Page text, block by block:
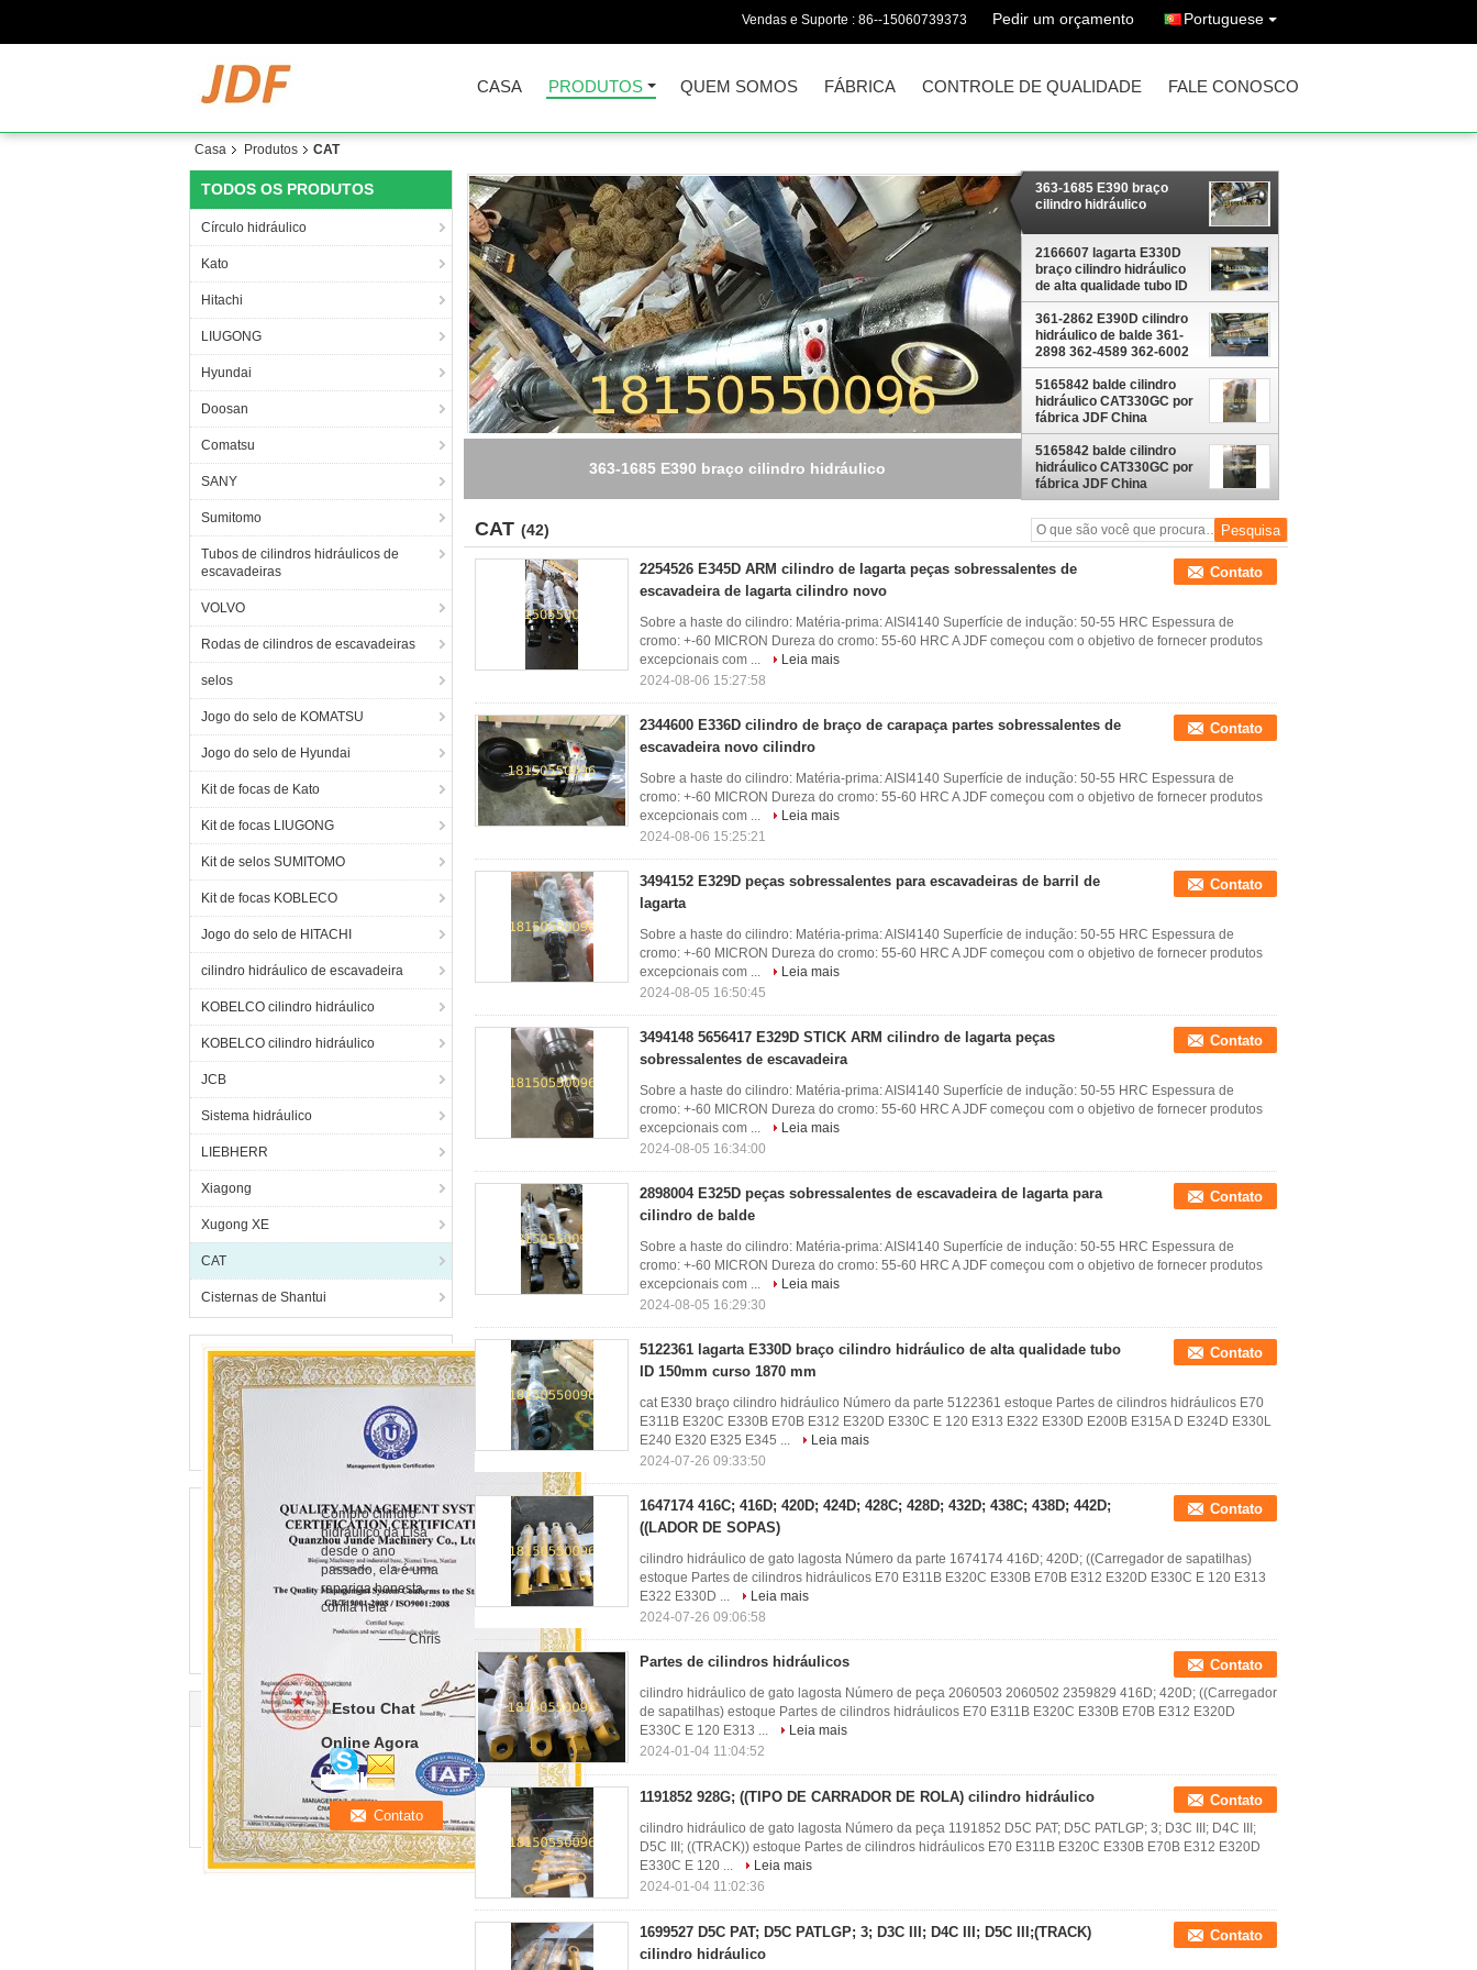
Vendas e Suporte : 86--15060739373 Pedir um orçamento Portuguese
CASA PRODUTOS QUEM SOMOS FÁBRICA CONTROLE DE QUALIDADE FALE CONOSCO
Casa Produtos CAT
TODOS OS PRODUTOS
Círculo hidráulico
Kato
Hitachi
LIUGONG
Hyundai
Doosan
Comatsu
SANY
Sumitomo
Tubos de cilindros hidráulicos de
escavadeiras
VOLVO
Rodas de cilindros de escavadeiras
selos
Jogo do selo de KOMATSU
Jogo do selo de Hyundai
Kit de focas de Kato
Kit de focas LIUGONG
Kit de selos SUMITOMO
Kit de focas KOBLECO
Jogo do selo de HITACHI
cilindro hidráulico de escavadeira
KOBELCO cilindro hidráulico
KOBELCO cilindro hidráulico
JCB
Sistema hidráulico
LIEBHERR
Xiagong
Xugong XE
CAT
Cisternas de Shantui
Compro cilindro
hidráulico da Lisa
desde o ano
passado, ela é uma
rapariga honesta,
confia nela
—— Chris
Estou Chat
Online Agora
ID 150mm curso 1870 mm
363-1685 E390 braço
cilindro hidráulico
2166607 lagarta E330D
braço cilindro hidráulico
de alta qualidade tubo ID
150mm curso 1870 mm
361-2862 E390D cilindro
hidráulico de balde 361-
2898 362-4589 362-6002
peças sobressalentes de
escavadeira
5165842 balde cilindro
hidráulico CAT330GC por
fábrica JDF China
5165842 balde cilindro
hidráulico CAT330GC por
fábrica JDF China
CAT (42)
2254526 E345D ARM cilindro de lagarta peças sobressalentes de
escavadeira de lagarta cilindro novo
Contato
Sobre a haste do cilindro: Matéria-prima: AISI4140 Superfície de indução: 50-55 HRC Espessura de
cromo: +-60 MICRON Dureza do cromo: 55-60 HRC A JDF começou com o objetivo de fornecer produtos
excepcionais com ...
Leia mais
2024-08-06 15:27:58
2344600 E336D cilindro de braço de carapaça partes sobressalentes de
escavadeira novo cilindro
Contato
Sobre a haste do cilindro: Matéria-prima: AISI4140 Superfície de indução: 50-55 HRC Espessura de
cromo: +-60 MICRON Dureza do cromo: 55-60 HRC A JDF começou com o objetivo de fornecer produtos
excepcionais com ...
Leia mais
2024-08-06 15:25:21
3494152 E329D peças sobressalentes para escavadeiras de barril de
lagarta
Contato
Sobre a haste do cilindro: Matéria-prima: AISI4140 Superfície de indução: 50-55 HRC Espessura de
cromo: +-60 MICRON Dureza do cromo: 55-60 HRC A JDF começou com o objetivo de fornecer produtos
excepcionais com ...
Leia mais
2024-08-05 16:50:45
3494148 5656417 E329D STICK ARM cilindro de lagarta peças
sobressalentes de escavadeira
Contato
Sobre a haste do cilindro: Matéria-prima: AISI4140 Superfície de indução: 50-55 HRC Espessura de
cromo: +-60 MICRON Dureza do cromo: 55-60 HRC A JDF começou com o objetivo de fornecer produtos
excepcionais com ...
Leia mais
2024-08-05 16:34:00
2898004 E325D peças sobressalentes de escavadeira de lagarta para
cilindro de balde
Contato
Sobre a haste do cilindro: Matéria-prima: AISI4140 Superfície de indução: 50-55 HRC Espessura de
cromo: +-60 MICRON Dureza do cromo: 55-60 HRC A JDF começou com o objetivo de fornecer produtos
excepcionais com ...
Leia mais
2024-08-05 16:29:30
5122361 lagarta E330D braço cilindro hidráulico de alta qualidade tubo
ID 150mm curso 1870 mm
Contato
cat E330 braço cilindro hidráulico Número da parte 5122361 estoque Partes de cilindros hidráulicos E70
E311B E320C E330B E70B E312 E320D E330C E 120 E313 E322 E330D E200B E315A D E324D E330L
E240 E320 E325 E345 ...
Leia mais
2024-07-26 09:33:50
1647174 416C; 416D; 420D; 424D; 428C; 428D; 432D; 438C; 438D; 442D;
((LADOR DE SOPAS)
Contato
cilindro hidráulico de gato lagosta Número da parte 1674174 416D; 420D; ((Carregador de sapatilhas)
estoque Partes de cilindros hidráulicos E70 E311B E320C E330B E70B E312 E320D E330C E 120 E313
E322 E330D ...
Leia mais
2024-07-26 09:06:58
Partes de cilindros hidráulicos Contato
cilindro hidráulico de gato lagosta Número de peça 2060503 2060502 2359829 416D; 420D; ((Carregador
de sapatilhas) estoque Partes de cilindros hidráulicos E70 E311B E320C E330B E70B E312 E320D
E330C E 120 E313 ...
Leia mais
2024-01-04 11:04:52
1191852 928G; ((TIPO DE CARRADOR DE ROLA) cilindro hidráulico Contato
cilindro hidráulico de gato lagosta Número da peça 1191852 D5C PAT; D5C PATLGP; 3; D3C III; D4C III;
D5C III; ((TRACK)) estoque Partes de cilindros hidráulicos E70 E311B E320C E330B E70B E312 E320D
E330C E 120 ...
Leia mais
2024-01-04 11:02:36
1699527 D5C PAT; D5C PATLGP; 3; D3C III; D4C III; D5C III;(TRACK)
cilindro hidráulico
Contato